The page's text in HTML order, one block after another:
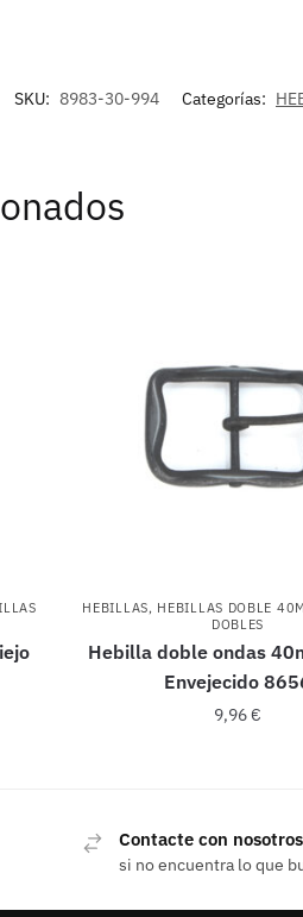
SKU: 8983-30-994 Categorías:
HEBILLAS, HEBILLAS DOBLE
DOBLES
Hebilla doble ondas
Envejecido
9,96€
Contacte con nosotros
si no encuentra lo que